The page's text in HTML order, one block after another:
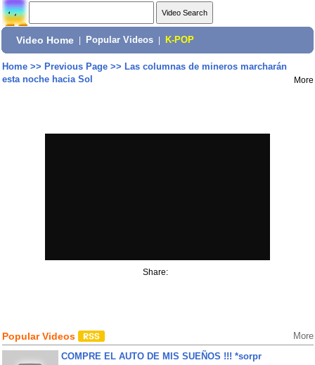
Video Home Popular Videos K-POP
Home>> Previous Page>> Las columnas de mineros marcharán
esta noche hacia Sol
More
Share:
Popular Videos More
COMPRE EL AUTO DE MIS SUEÑOS !!! *sorpr